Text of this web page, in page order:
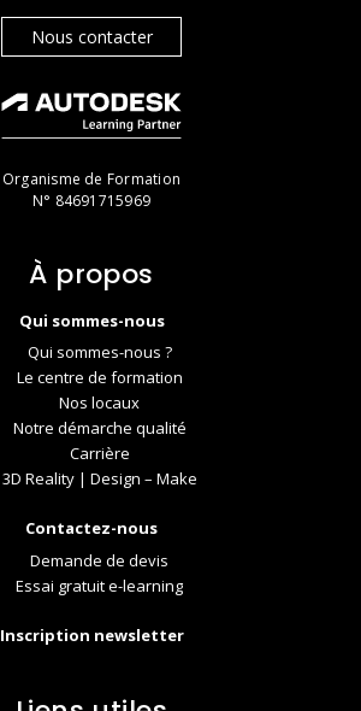
Nous contacter
Organisme de Formation
N° 84691715969
À propos
Qui sommes-nous
Qui sommes-nous ?
Le centre de formation
Nos locaux
Notre démarche qualité
Carrière
3D Reality | Design – Make
Contactez-nous
Demande de devis
Essai gratuit e-learning
Inscription newsletter